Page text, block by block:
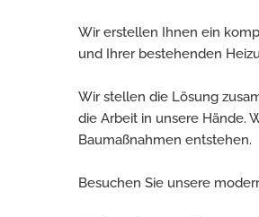
Wir erstellen Ihnen ein
und Ihrer bestehenden
Wir stellen die Lösung
die Arbeit in unsere Hände.
Baumaßnahmen entstehen.
Besuchen Sie unsere